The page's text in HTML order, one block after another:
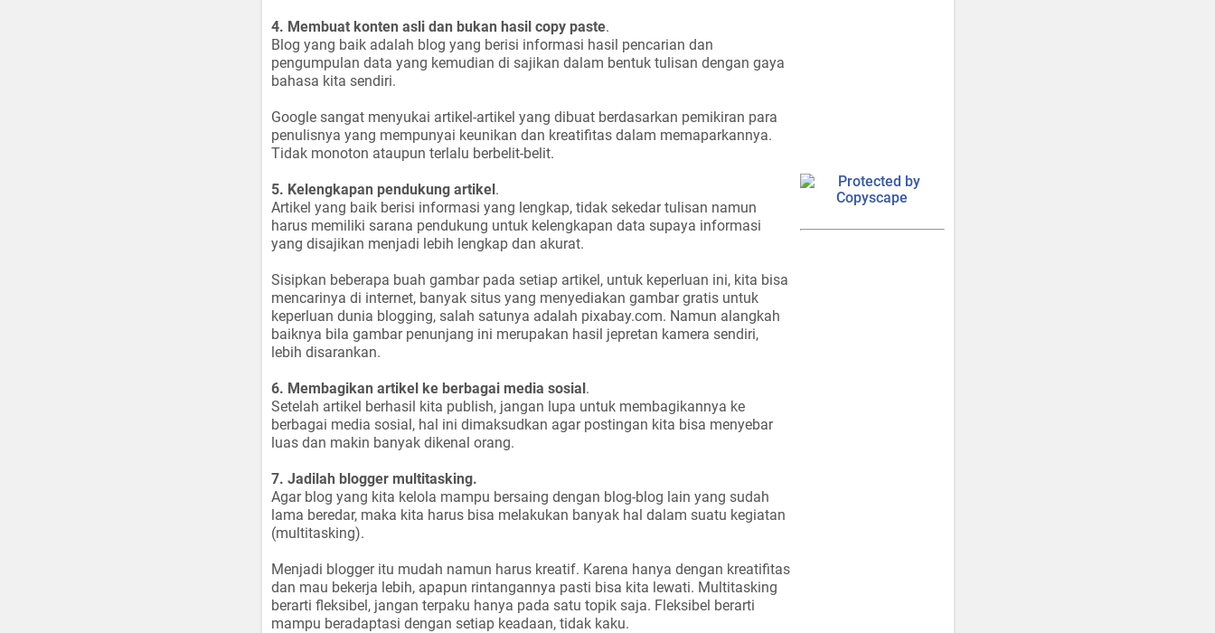
4. Membuat konten asli dan bukan hasil copy paste.
Blog yang baik adalah blog yang berisi informasi hasil pencarian dan
pengumpulan data yang kemudian di sajikan dalam bentuk tulisan dengan gaya
bahasa kita sendiri.
Google sangat menyukai artikel-artikel yang dibuat berdasarkan pemikiran para
penulisnya yang mempunyai keunikan dan kreatifitas dalam memaparkannya.
Tidak monoton ataupun terlalu berbelit-belit.
5. Kelengkapan pendukung artikel.
Artikel yang baik berisi informasi yang lengkap, tidak sekedar tulisan namun
harus memiliki sarana pendukung untuk kelengkapan data supaya informasi
yang disajikan menjadi lebih lengkap dan akurat.
Sisipkan beberapa buah gambar pada setiap artikel, untuk keperluan ini, kita bisa
mencarinya di internet, banyak situs yang menyediakan gambar gratis untuk
keperluan dunia blogging, salah satunya adalah pixabay.com. Namun alangkah
baiknya bila gambar penunjang ini merupakan hasil jepretan kamera sendiri,
lebih disarankan.
6. Membagikan artikel ke berbagai media sosial.
Setelah artikel berhasil kita publish, jangan lupa untuk membagikannya ke
berbagai media sosial, hal ini dimaksudkan agar postingan kita bisa menyebar
luas dan makin banyak dikenal orang.
7. Jadilah blogger multitasking.
Agar blog yang kita kelola mampu bersaing dengan blog-blog lain yang sudah
lama beredar, maka kita harus bisa melakukan banyak hal dalam suatu kegiatan
(multitasking).
Menjadi blogger itu mudah namun harus kreatif. Karena hanya dengan kreatifitas
dan mau bekerja lebih, apapun rintangannya pasti bisa kita lewati. Multitasking
berarti fleksibel, jangan terpaku hanya pada satu topik saja. Fleksibel berarti
mampu beradaptasi dengan setiap keadaan, tidak kaku.